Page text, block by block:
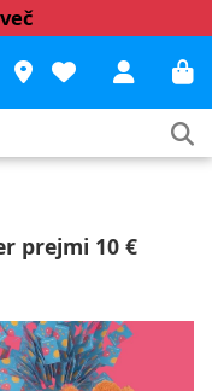
prejmi 10 €